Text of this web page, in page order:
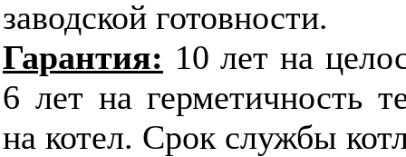
заводской готовности.
Гарантия: 10 лет на
6 лет на герметичность
на котел. Срок службы